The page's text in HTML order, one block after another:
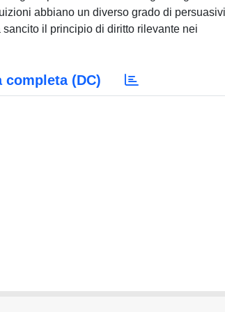
abbiano un diverso grado di
il principio di diritto rilevante nei
completa (DC)